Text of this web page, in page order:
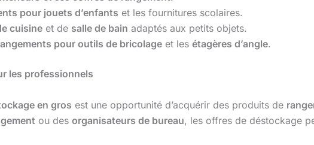
pour jouets d’enfants et les fournitures scolaires.
cuisine et de salle de bain adaptés aux petits objets.
pour outils de bricolage et les étagères d’angle.
les professionnels
en gros est une opportunité d’acquérir des produits de
ou des organisateurs de bureau, les offres de déstockage